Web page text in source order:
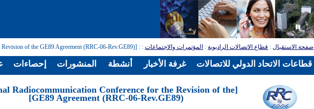
صفحة الاستقبال: قطاع الاتصالات الراديوية: المؤتمرات والاجتماعات:
: [Regional Radiocommunication Conference for the Revision of the GE89 Agreement (RRC-06-Rev.GE89)]
Radiocommunication Conference for the Revision of the
GE89 Agreement (RRC-06-Rev.GE89)]
إحصاءات المنشورات أنشطة غرفة الأخبار قطاعات الاتحاد الدولي للاتصالات